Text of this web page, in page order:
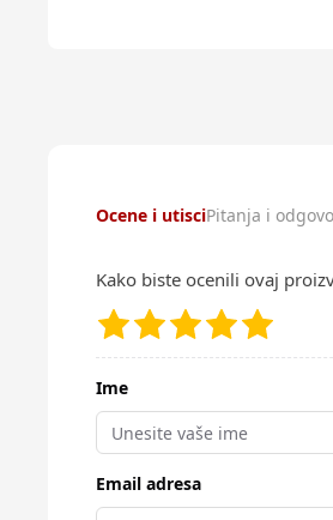
Ocene i utisciPitanja i
Kako biste ocenili ovaj
Ime
Email adresa